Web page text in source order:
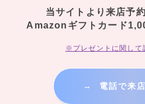
当サイトより来店予
Amazonギフトカード
※プレゼントに関して
→ 電話で来